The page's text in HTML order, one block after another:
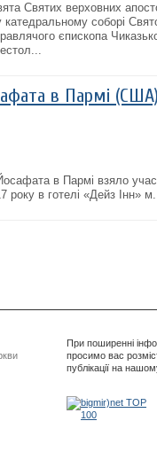
Святих верховних
катедральному соборі
єпископа
в Пармі
в Пармі взяло
року в готелі «Дейз
При поширенні
просимо вас
публікації на